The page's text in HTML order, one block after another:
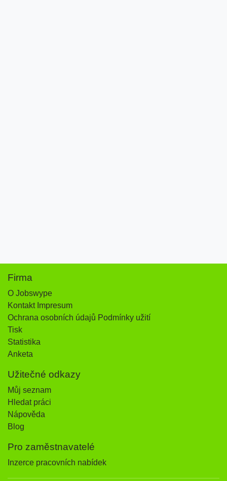
Firma
O Jobswype
Kontakt Impresum
Ochrana osobních údajů Podmínky užití
Tisk
Statistika
Anketa
Užitečné odkazy
Můj seznam
Hledat práci
Nápověda
Blog
Pro zaměstnavatelé
Inzerce pracovních nabídek